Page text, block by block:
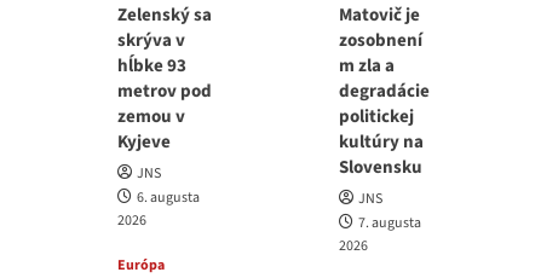
Zelenský sa
skrýva v
hĺbke 93
metrov pod
zemou v
Kyjeve
JNS
6. augusta
2026
Európa
Matovič je
zosobnení
m zla a
degradácie
politickej
kultúry na
Slovensku
JNS
7. augusta
2026